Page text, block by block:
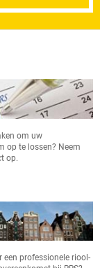
om uw
op te lossen? Neem
op.
een professionele riool-